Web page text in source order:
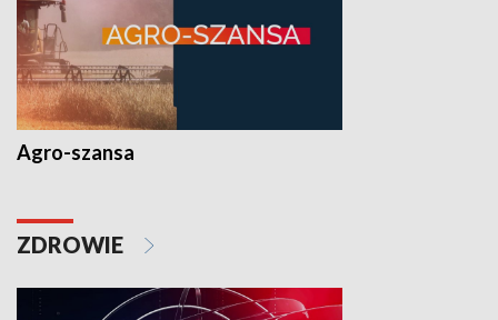
Agro-szansa
ZDROWIE